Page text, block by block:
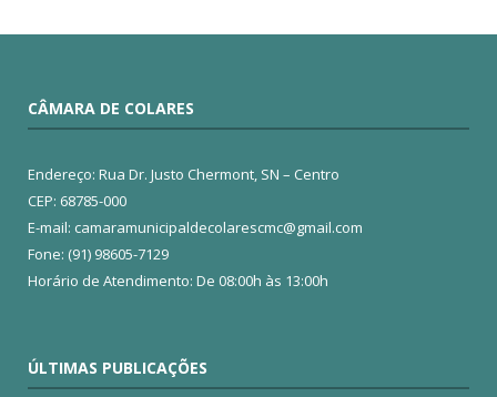
CÂMARA DE COLARES
Endereço: Rua Dr. Justo Chermont, SN – Centro
CEP: 68785-000
E-mail: camaramunicipaldecolarescmc@gmail.com
Fone: (91) 98605-7129
Horário de Atendimento: De 08:00h às 13:00h
ÚLTIMAS PUBLICAÇÕES